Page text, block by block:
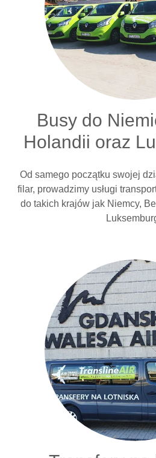
Busy do
Holandii oraz
Od samego początku swojej
filar, prowadzimy usługi
do takich krajów jak Niemcy,